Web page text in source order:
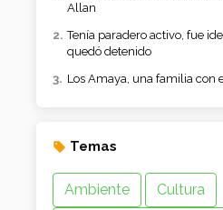
Allan
Tenía paradero activo, fue
quedó detenido
Los Amaya, una familia con
Temas
Ambiente
Cultura